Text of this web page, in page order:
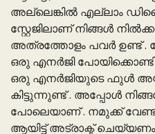
അല്ലെങ്കിൽ എല്ലാം
സ്റ്റേജിലാണ് നിങ്ങൾ
അത്രത്തോളം പവർ ഉണ്ട് .
ഒരു എനർജി
ഒരു എനർജിയുടെ ഫുൾ
കിട്ടുന്നുണ്ട് . അപ്പോൾ
പോലെയാണ് . നമുക്ക്
ആയിട്ട് അട്രാക്ട്